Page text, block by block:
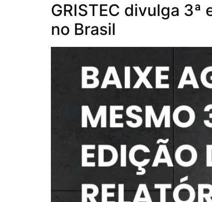
GRISTEC divulga
no Brasil